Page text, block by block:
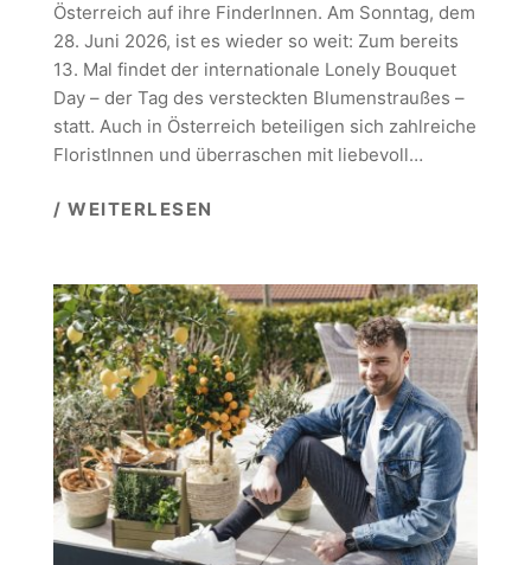
Österreich auf ihre FinderInnen. Am Sonntag, dem
28. Juni 2026, ist es wieder so weit: Zum bereits
13. Mal findet der internationale Lonely Bouquet
Day – der Tag des versteckten Blumenstraußes –
statt. Auch in Österreich beteiligen sich zahlreiche
FloristInnen und überraschen mit liebevoll…
/ WEITERLESEN